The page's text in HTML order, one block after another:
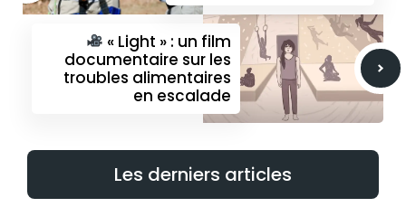
« Light » : un film
documentaire sur les
troubles alimentaires
en escalade
Les derniers articles